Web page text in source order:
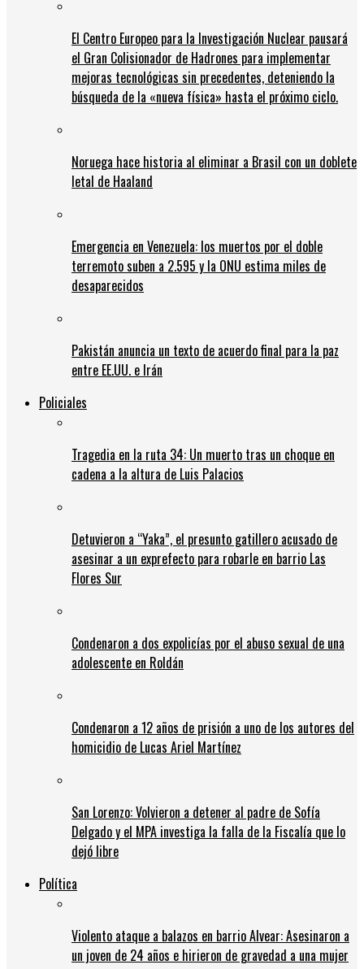
El Centro Europeo para la Investigación Nuclear pausará
el Gran Colisionador de Hadrones para implementar
mejoras tecnológicas sin precedentes, deteniendo la
búsqueda de la «nueva física» hasta el próximo ciclo.
Noruega hace historia al eliminar a Brasil con un doblete
letal de Haaland
Emergencia en Venezuela: los muertos por el doble
terremoto suben a 2.595 y la ONU estima miles de
desaparecidos
Pakistán anuncia un texto de acuerdo final para la paz
entre EE.UU. e Irán
Policiales
Tragedia en la ruta 34: Un muerto tras un choque en
cadena a la altura de Luis Palacios
Detuvieron a “Yaka”, el presunto gatillero acusado de
asesinar a un exprefecto para robarle en barrio Las
Flores Sur
Condenaron a dos expolicías por el abuso sexual de una
adolescente en Roldán
Condenaron a 12 años de prisión a uno de los autores del
homicidio de Lucas Ariel Martínez
San Lorenzo: Volvieron a detener al padre de Sofía
Delgado y el MPA investiga la falla de la Fiscalía que lo
dejó libre
Política
Violento ataque a balazos en barrio Alvear: Asesinaron a
un joven de 24 años e hirieron de gravedad a una mujer